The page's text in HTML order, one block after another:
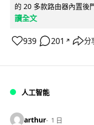
的 20 多款路由器內置後
讀全文
939 201 ↗ 分
人工智能
arthur 1 日